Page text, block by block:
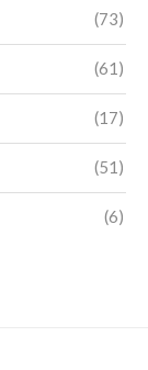
(73)
(61)
(17)
(51)
(6)